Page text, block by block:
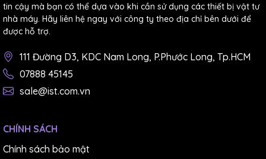
tin cậy mà bạn có thể dựa vào khi cần sử dụng các thiết bị vật tư
nhà máy. Hãy liên hệ ngay với công ty theo địa chỉ bên dưới để
được hỗ trợ.
111 Đường D3, KDC Nam Long, P.Phước Long, Tp.HCM
07888 45145
sale@ist.com.vn
CHÍNH SÁCH
Chính sách bảo mật